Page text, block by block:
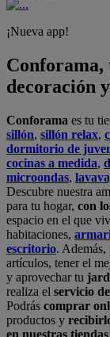
¡Nueva app!
Conforama,
decoración
Conforama es tu
sillón, sillón relax,
dormitorio de
cocinas a medida,
microondas,
Descubre nuestra
para tu hogar, con
espacio en el que
habitaciones,
escritorio. Además,
artículos, tener el
y aprovechar tu
realiza el servicio
Podrás comprar
productos y
en nuestras